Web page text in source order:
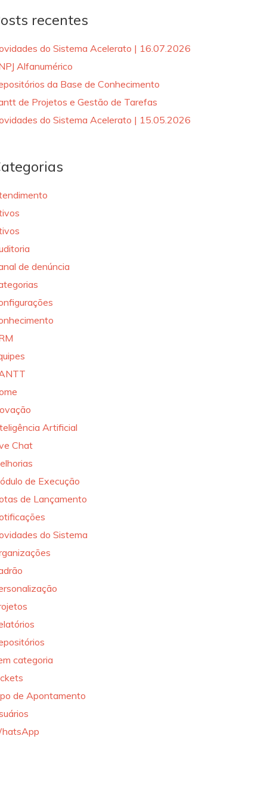
recentes
do Sistema Acelerato | 16.07.2026
Alfanumérico
da Base de Conhecimento
de Projetos e Gestão de Tarefas
do Sistema Acelerato | 15.05.2026
de denúncia
Artificial
Chat
de Execução
de Lançamento
do Sistema
categoria
de Apontamento